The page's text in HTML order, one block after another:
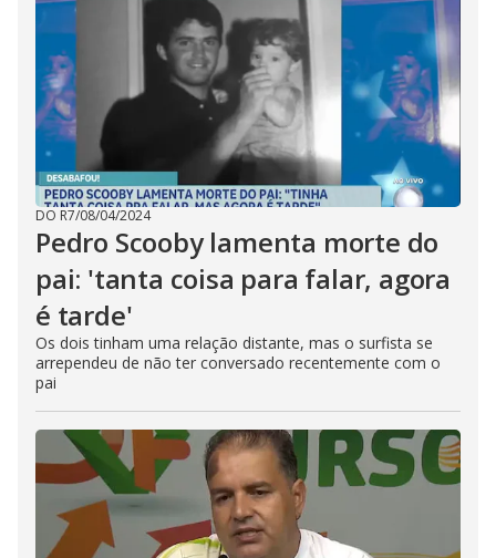
DO R7/08/04/2024
Pedro Scooby lamenta morte do
pai: 'tanta coisa para falar, agora
é tarde'
Os dois tinham uma relação distante, mas o surfista se
arrependeu de não ter conversado recentemente com o
pai